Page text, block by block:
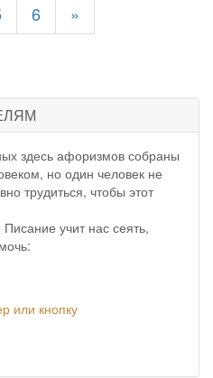
6
»
здесь афоризмов собраны
но один человек не
трудиться, чтобы этот
учит нас сеять,
или кнопку